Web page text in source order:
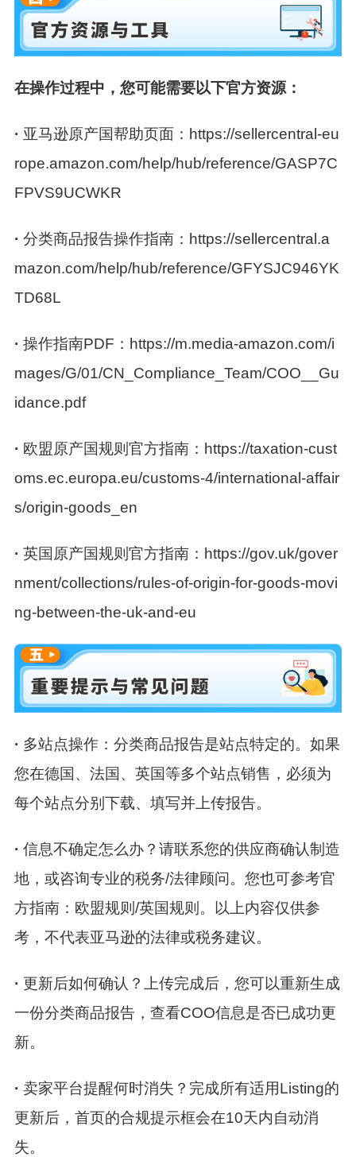
在操作过程中，您可能需要以下官方资源：
· 亚马逊原产国帮助页面： https://sellercentral-eu
rope.amazon.com/help/hub/reference/GASP7C
FPVS9UCWKR
· 分类商品报告操作指南： https://sellercentral.a
mazon.com/help/hub/reference/GFYSJC946YK
TD68L
· 操作指南PDF： https://m.media-amazon.com/i
mages/G/01/CN_Compliance_Team/COO__Gu
idance.pdf
· 欧盟原产国规则官方指南： https://taxation-cust
oms.ec.europa.eu/customs-4/international-affair
s/origin-goods_en
· 英国原产国规则官方指南： https://gov.uk/gover
nment/collections/rules-of-origin-for-goods-movi
ng-between-the-uk-and-eu
· 多站点操作： 分类商品报告是站点特定的。如果
您在德国、法国、英国等多个站点销售，必须为
每个站点分别下载、填写并上传报告。
· 信息不确定怎么办？ 请联系您的供应商确认制造
地，或咨询专业的税务/法律顾问。您也可参考官
方指南：欧盟规则/英国规则。以上内容仅供参
考，不代表亚马逊的法律或税务建议。
· 更新后如何确认？
上传完成后，您可以重新生成
一份分类商品报告，查看COO信息是否已成功更
新。
· 卖家平台提醒何时消失？ 完成所有适用Listing的
更新后，首页的合规提示框会在10天内自动消
失。